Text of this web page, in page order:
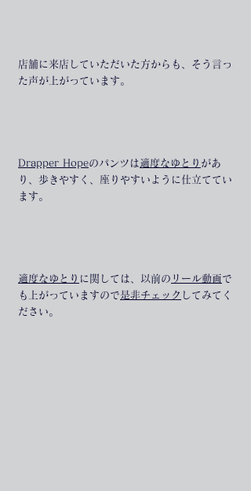
店舗に来店していただいた方からも、そう言っ
た声が上がっています。
Drapper Hopeのパンツは 適度なゆとり があ
り、歩きやすく、座りやすいように仕立ててい
ます。
適度なゆとり に関しては、以前の リール動画で
も上がっていますので是非チェック してみてく
ださい。